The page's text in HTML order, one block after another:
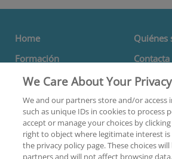
Home
Formación
Centros
Orientación
Quiénes
Contacta
Aviso Legal
Política de Privacidad
We Care About Your Privacy
We and our partners store and/or access
such as unique IDs in cookies to process
accept or manage your choices by
right to object where legitimate interest
the privacy policy page. These choices
partners and will not affect browsing data.